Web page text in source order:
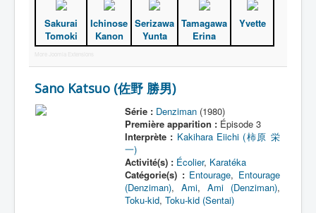
Sakurai
Tomoki
Ichinose
Kanon
Serizawa
Yunta
Tamagawa
Erina
Yvette
More Joomla Extensions
Sano Katsuo (佐野 勝男)
Série : Denziman(1980)
Première apparition :Épisode 3
Interprète : Kakihara Eiichi (柿原 栄
一)
Activité(s) : Écolier, Karatéka
Catégorie(s) : Entourage, Entourage
(Denziman), Ami, Ami (Denziman),
Toku-kid, Toku-kid (Sentai)